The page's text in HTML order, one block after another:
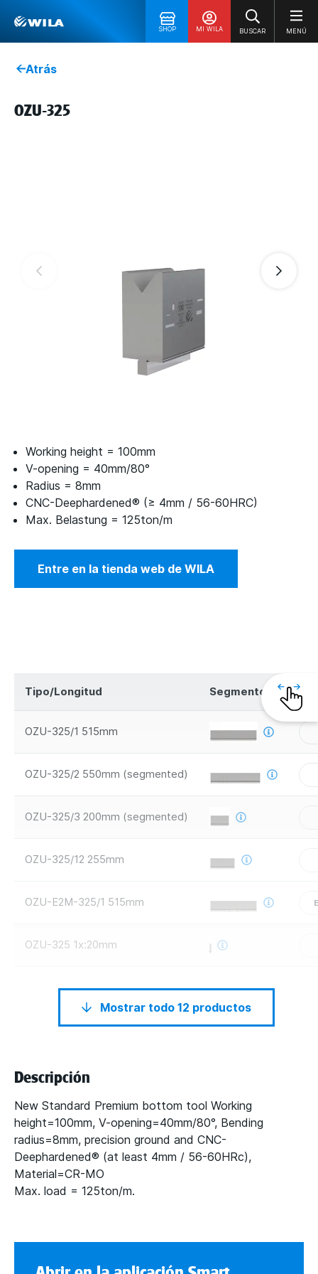
SHOP MI WILA BUSCAR MENÚ
Atrás
OZU-325
Working height = 100mm
V-opening = 40mm/80°
Radius = 8mm
CNC-Deephardened® (≥ 4mm / 56-60HRC)
Max. Belastung = 125ton/m
Entre en la tienda web de WILA
Tipo/Longitud Segmentos
OZU-325/1 515mm
OZU-325/2 550mm (segmented)
OZU-325/3 200mm (segmented)
OZU-325/12 255mm
OZU-E2M-325/1 515mm
OZU-325 1x:20mm
Mostrar todo 12 productos
Descripción
New Standard Premium bottom tool Working
height=100mm, V-opening=40mm/80°, Bending
radius=8mm, precision ground and CNC-
Deephardened® (at least 4mm / 56-60HRc),
Material=CR-MO
Max. load = 125ton/m.